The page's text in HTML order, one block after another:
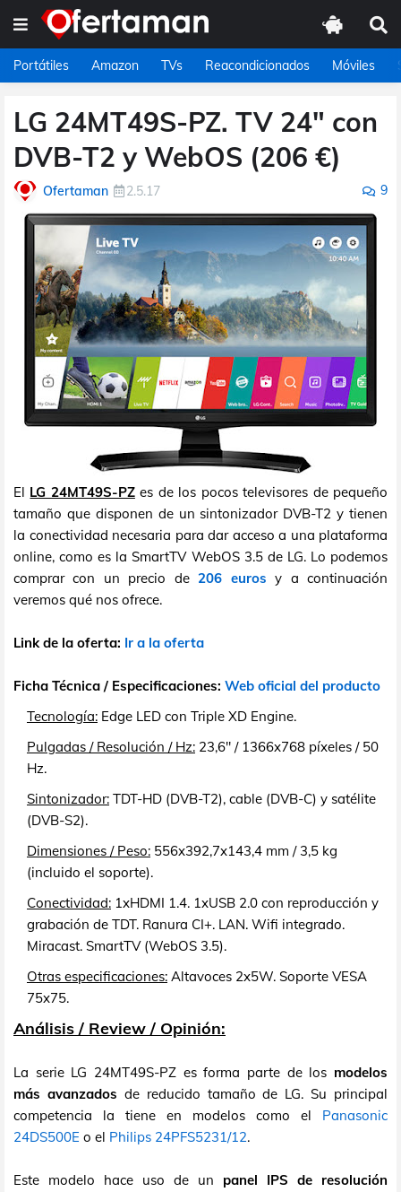
Portátiles Amazon TVs Reacondicionados Móviles
LG 24MT49S-PZ. TV 24" con
DVB-T2 y WebOS (206 €)
Ofertaman 2.5.17 9
El LG 24MT49S-PZes de los pocos televisores de pequeño
tamaño que disponen de un sintonizador DVB-T2 y tienen
la conectividad necesaria para dar acceso a una plataforma
online, como es la SmartTV WebOS 3.5 de LG. Lo podemos
comprar con un precio de206 euros y a continuación
veremos qué nos ofrece.
Link de la oferta: Ir a la oferta
Ficha Técnica / Especificaciones: Web oficial del producto
Tecnología: Edge LED con Triple XD Engine.
Pulgadas / Resolución / Hz: 23,6" / 1366x768 píxeles / 50
Hz.
Sintonizador: TDT-HD (DVB-T2), cable (DVB-C) y satélite
(DVB-S2).
Dimensiones / Peso: 556x392,7x143,4 mm / 3,5 kg
(incluido el soporte).
Conectividad: 1xHDMI 1.4. 1xUSB 2.0 con reproducción y
grabación de TDT. Ranura CI+. LAN. Wifi integrado.
Miracast. SmartTV (WebOS 3.5).
Otras especificaciones: Altavoces 2x5W. Soporte VESA
75x75.
Análisis / Review / Opinión:
La serie LG 24MT49S-PZ es forma parte de los modelos
más avanzados de reducido tamaño de LG. Su principal
competencia la tiene en modelos como el Panasonic
24DS500E o el Philips 24PFS5231/12.
Este modelo hace uso de un panel IPS de resolución